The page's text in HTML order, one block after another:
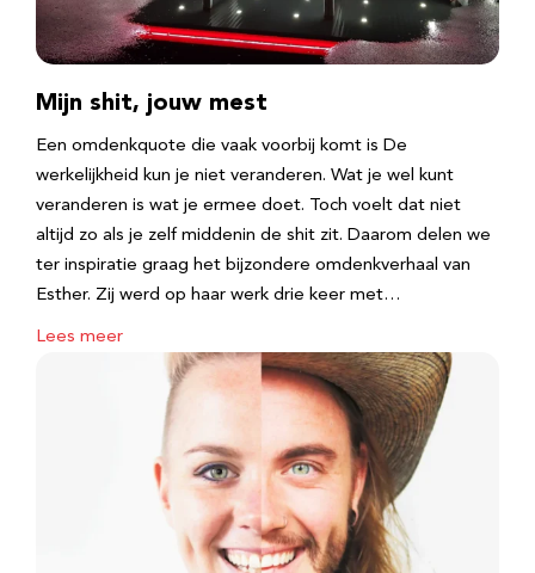
Mijn shit, jouw mest
Een omdenkquote die vaak voorbij komt is De
werkelijkheid kun je niet veranderen. Wat je wel kunt
veranderen is wat je ermee doet. Toch voelt dat niet
altijd zo als je zelf middenin de shit zit. Daarom delen we
ter inspiratie graag het bijzondere omdenkverhaal van
Esther. Zij werd op haar werk drie keer met…
Lees meer